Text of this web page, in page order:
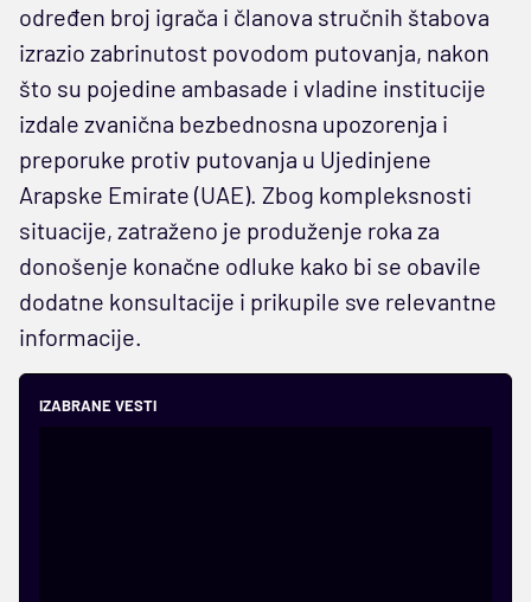
određen broj igrača i članova stručnih štabova
izrazio zabrinutost povodom putovanja, nakon
što su pojedine ambasade i vladine institucije
izdale zvanična bezbednosna upozorenja i
preporuke protiv putovanja u Ujedinjene
Arapske Emirate (UAE). Zbog kompleksnosti
situacije, zatraženo je produženje roka za
donošenje konačne odluke kako bi se obavile
dodatne konsultacije i prikupile sve relevantne
informacije.
IZABRANE VESTI